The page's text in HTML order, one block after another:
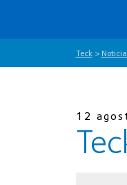
Teck>
12